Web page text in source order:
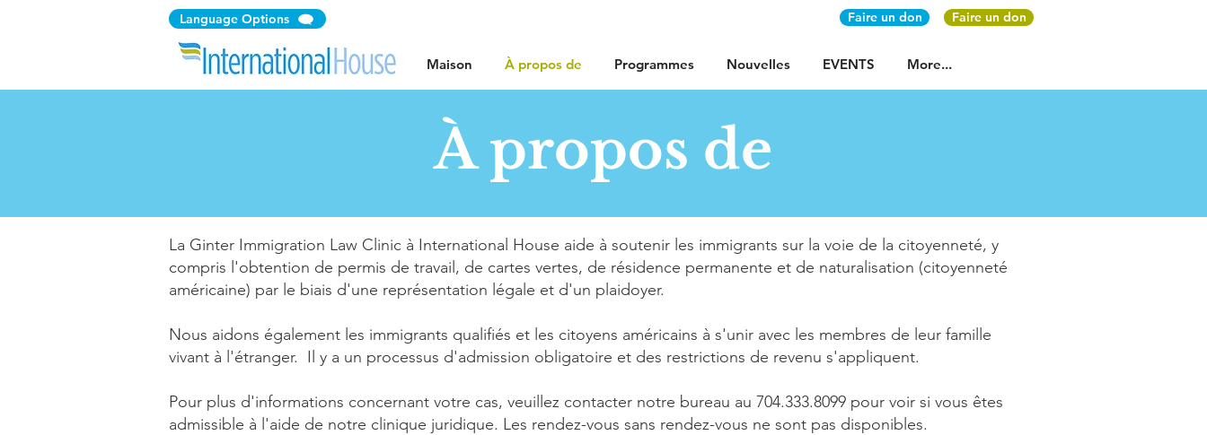
Language Options Faire un don Faire un don
Maison À propos de Programmes Nouvelles EVENTS More...
À propos de
La Ginter Immigration Law Clinic à International House aide à soutenir les immigrants sur la voie de la citoyenneté, y
compris l'obtention de permis de travail, de cartes vertes, de résidence permanente et de naturalisation (citoyenneté
américaine) par le biais d'une représentation légale et d'un plaidoyer.
Nous aidons également les immigrants qualifiés et les citoyens américains à s'unir avec les membres de leur famille
vivant à l'étranger. Il y a un processus d'admission obligatoire et des restrictions de revenu s'appliquent.
Pour plus d'informations concernant votre cas, veuillez contacter notre bureau au 704.333.8099 pour voir si vous êtes
admissible à l'aide de notre clinique juridique. Les rendez-vous sans rendez-vous ne sont pas disponibles.